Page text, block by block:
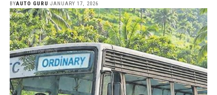
BYAUTO GURU JANUARY 17, 2026